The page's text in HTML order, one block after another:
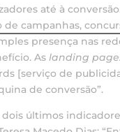
até à
campanhas,
presença nas
Aslanding
[serviço de
de conversão”.
dois últimos